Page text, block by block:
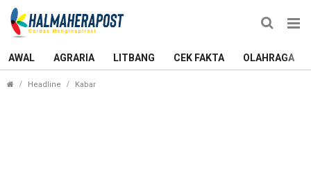
AWAL AGRARIA LITBANG CEK FAKTA OLAHRAGA
Headline Kabar